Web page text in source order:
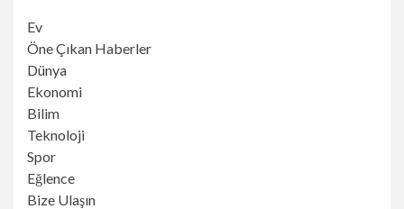
Ev
Öne Çıkan Haberler
Dünya
Ekonomi
Bilim
Teknoloji
Spor
Eğlence
Bize Ulaşın